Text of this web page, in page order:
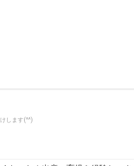
します(^^)